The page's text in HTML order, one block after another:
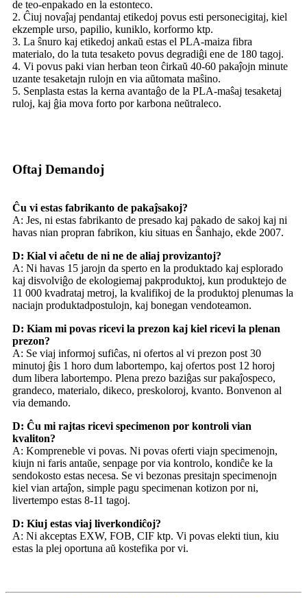
de teo-enpakado en la estonteco.
2. Ĉiuj novaĵaj pendantaj etikedoj povus esti personecigitaj, kiel
ekzemple urso, papilio, kuniklo, korformo ktp.
3. La ŝnuro kaj etikedoj ankaŭ estas el PLA-maiza fibra
materialo, do la tuta tesaketo povus degradiĝi ene de 180 tagoj.
4. Vi povus paki vian herban teon ĉirkaŭ 40-60 pakaĵojn minute
uzante tesaketajn rulojn en via aŭtomata maŝino.
5. Senplasta estas la kerna avantaĝo de la PLA-maŝaj tesaketaj
ruloj, kaj ĝia mova forto por karbona neŭtraleco.
Oftaj Demandoj
Ĉu vi estas fabrikanto de pakaĵsakoj?
A: Jes, ni estas fabrikanto de presado kaj pakado de sakoj kaj ni
havas nian propran fabrikon, kiu situas en Ŝanhajo, ekde 2007.
D: Kial vi aĉetu de ni ne de aliaj provizantoj?
A: Ni havas 15 jarojn da sperto en la produktado kaj esplorado
kaj disvolviĝo de ekologiemaj pakproduktoj, kun produktejo de
11 000 kvadrataj metroj, la kvalifikoj de la produktoj plenumas la
naciajn produktadpostulojn, kaj bonegan vendoteamon.
D: Kiam mi povas ricevi la prezon kaj kiel ricevi la plenan
prezon?
A: Se viaj informoj sufiĉas, ni ofertos al vi prezon post 30
minutoj ĝis 1 horo dum labortempo, kaj ofertos post 12 horoj
dum libera labortempo. Plena prezo baziĝas sur pakaĵospeco,
grandeco, materialo, dikeco, preskoloroj, kvanto. Bonvenon al
via demando.
D: Ĉu mi rajtas ricevi specimenon por kontroli vian
kvaliton?
A: Kompreneble vi povas. Ni povas oferti viajn specimenojn,
kiujn ni faris antaŭe, senpage por via kontrolo, kondiĉe ke la
sendokosto estas necesa. Se vi bezonas presitajn specimenojn
kiel vian artaĵon, simple pagu specimenan kotizon por ni,
livertempo estas 8-11 tagoj.
D: Kiuj estas viaj liverkondiĉoj?
A: Ni akceptas EXW, FOB, CIF ktp. Vi povas elekti tiun, kiu
estas la plej oportuna aŭ kostefika por vi.